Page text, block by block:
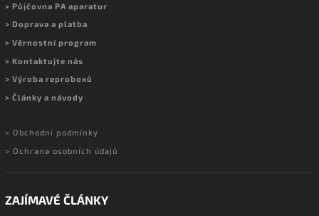
> Půjčovna PA aparatur
> Doprava a platba
> Věrnostní program
> Kontaktujte nás
> Výroba reproboxů
> Články a návody
> Obchodní podmínky
> Ochrana osobních údajů
ZAJÍMAVÉ ČLÁNKY